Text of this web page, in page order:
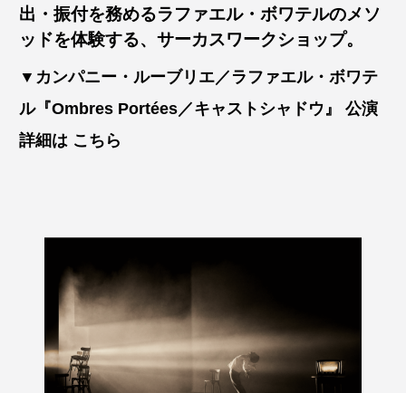
出・振付を務めるラファエル・ボワテルのメソ
ッドを体験する、サーカスワークショップ。
▼カンパニー・ルーブリエ／ラファエル・ボワテ
ル『Ombres Portées／キャストシャドウ』 公演
詳細は こちら